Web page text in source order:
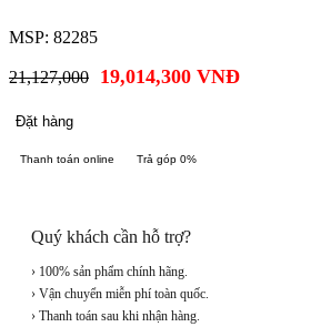
MSP: 82285
21,127,000 19,014,300 VNĐ
Đặt hàng
Thanh toán online Trả góp 0%
Quý khách cần hỗ trợ?
› 100% sản phẩm chính hãng.
› Vận chuyển miễn phí toàn quốc.
› Thanh toán sau khi nhận hàng.